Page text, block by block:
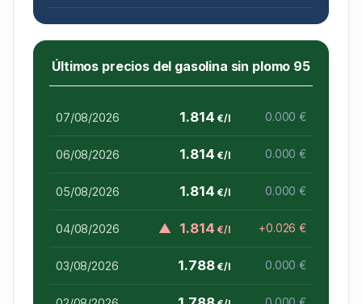
Últimos precios del gasolina sin plomo 95
07/08/2026 1.814€/l 0.000 €
06/08/2026 1.814€/l 0.000 €
05/08/2026 1.814€/l 0.000 €
04/08/2026 ▲ 1.814€/l +0.026 €
03/08/2026 1.788€/l 0.000 €